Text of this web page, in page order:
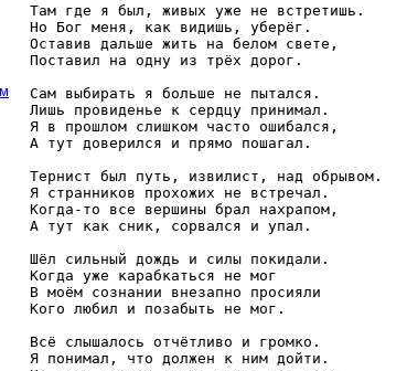
Там где я был, живых уже не встретишь.
Но Бог меня, как видишь, уберёг.
Оставив дальше жить на белом свете,
Поставил на одну из трёх дорог.
Сам выбирать я больше не пытался.
Лишь провиденье к сердцу принимал.
Я в прошлом слишком часто ошибался,
А тут доверился и прямо пошагал.
Тернист был путь, извилист, над обрывом.
Я странников прохожих не встречал.
Когда-то все вершины брал нахрапом,
А тут как сник, сорвался и упал.
Шёл сильный дождь и силы покидали.
Когда уже карабкаться не мог
В моём сознании внезапно просияли
Кого любил и позабыть не мог.
Всё слышалось отчётливо и громко.
Я понимал, что должен к ним дойти.